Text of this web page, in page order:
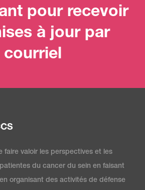
pour recevoir
à jour par
courriel
faire valoir les perspectives et les
du cancer du sein en faisant
organisant des activités de défense